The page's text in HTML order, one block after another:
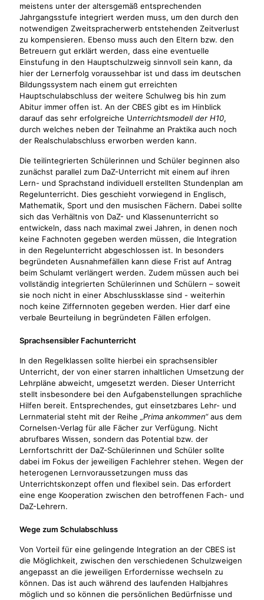
meistens unter der altersgemäß entsprechenden
Jahrgangsstufe integriert werden muss, um den durch den
notwendigen Zweitspracherwerb entstehenden Zeitverlust
zu kompensieren. Ebenso muss auch den Eltern bzw. den
Betreuern gut erklärt werden, dass eine eventuelle
Einstufung in den Hauptschulzweig sinnvoll sein kann, da
hier der Lernerfolg voraussehbar ist und dass im deutschen
Bildungssystem nach einem gut erreichten
Hauptschulabschluss der weitere Schulweg bis hin zum
Abitur immer offen ist. An der CBES gibt es im Hinblick
darauf das sehr erfolgreiche Unterrichtsmodell der H10,
durch welches neben der Teilnahme an Praktika auch noch
der Realschulabschluss erworben werden kann.
Die teilintegrierten Schülerinnen und Schüler beginnen also
zunächst parallel zum DaZ-Unterricht mit einem auf ihren
Lern- und Sprachstand individuell erstellten Stundenplan am
Regelunterricht. Dies geschieht vorwiegend in Englisch,
Mathematik, Sport und den musischen Fächern. Dabei sollte
sich das Verhältnis von DaZ- und Klassenunterricht so
entwickeln, dass nach maximal zwei Jahren, in denen noch
keine Fachnoten gegeben werden müssen, die Integration
in den Regelunterricht abgeschlossen ist. In besonders
begründeten Ausnahmefällen kann diese Frist auf Antrag
beim Schulamt verlängert werden. Zudem müssen auch bei
vollständig integrierten Schülerinnen und Schülern – soweit
sie noch nicht in einer Abschlussklasse sind - weiterhin
noch keine Ziffernnoten gegeben werden. Hier darf eine
verbale Beurteilung in begründeten Fällen erfolgen.
Sprachsensibler Fachunterricht
In den Regelklassen sollte hierbei ein sprachsensibler
Unterricht, der von einer starren inhaltlichen Umsetzung der
Lehrpläne abweicht, umgesetzt werden. Dieser Unterricht
stellt insbesondere bei den Aufgabenstellungen sprachliche
Hilfen bereit. Entsprechendes, gut einsetzbares Lehr- und
Lernmaterial steht mit der Reihe „Prima ankommen“aus dem
Cornelsen-Verlag für alle Fächer zur Verfügung. Nicht
abrufbares Wissen, sondern das Potential bzw. der
Lernfortschritt der DaZ-Schülerinnen und Schüler sollte
dabei im Fokus der jeweiligen Fachlehrer stehen. Wegen der
heterogenen Lernvoraussetzungen muss das
Unterrichtskonzept offen und flexibel sein. Das erfordert
eine enge Kooperation zwischen den betroffenen Fach- und
DaZ-Lehrern.
Wege zum Schulabschluss
Von Vorteil für eine gelingende Integration an der CBES ist
die Möglichkeit, zwischen den verschiedenen Schulzweigen
angepasst an die jeweiligen Erfordernisse wechseln zu
können. Das ist auch während des laufenden Halbjahres
möglich und so können die persönlichen Bedürfnisse und